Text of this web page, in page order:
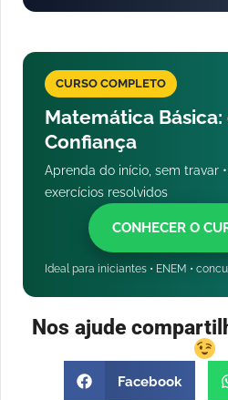
CURSO COMPLETO
Matemática
Confiança
Aprenda do início, sem travar
exercícios resolvidos
CONHECER O
Ideal para iniciantes • ENEM •
Nos ajude
Facebook